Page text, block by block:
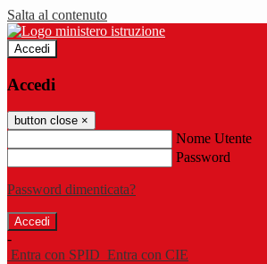
Salta al contenuto
Accedi
Accedi
button close ×
Nome Utente
Password
Password dimenticata?
-
Entra con SPID Entra con CIE